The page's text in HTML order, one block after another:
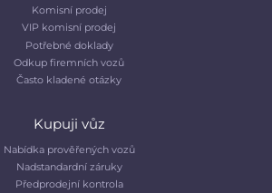
Komisní prodej
VIP komisní prodej
Potřebné doklady
Odkup firemních vozů
Často kladené otázky
Kupuji vůz
Nabídka prověřených vozů
Nadstandardní záruky
Předprodejní kontrola